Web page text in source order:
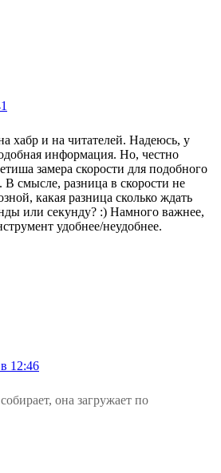
хабр и на читателей. Надеюсь, у
информация. Но, честно
замера скорости для подобного
смысле, разница в скорости не
какая разница сколько ждать
или секунду? :) Намного важнее,
удобнее/неудобнее.
12:46
она загружает по